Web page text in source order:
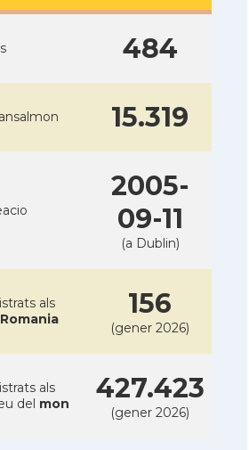
484
15.319
2005-
09-11
(a Dublin)
als
Romania 156
(gener 2026)
als
del mon 427.423
(gener 2026)